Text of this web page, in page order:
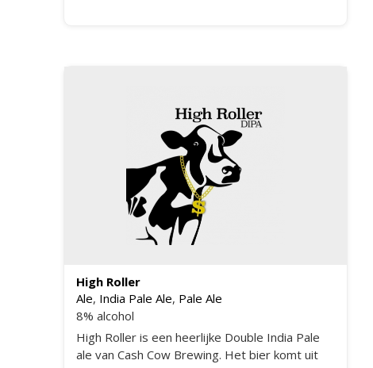
High Roller
Ale, India Pale Ale, Pale Ale
8% alcohol
High Roller is een heerlijke Double India Pale
ale van Cash Cow Brewing. Het bier komt uit